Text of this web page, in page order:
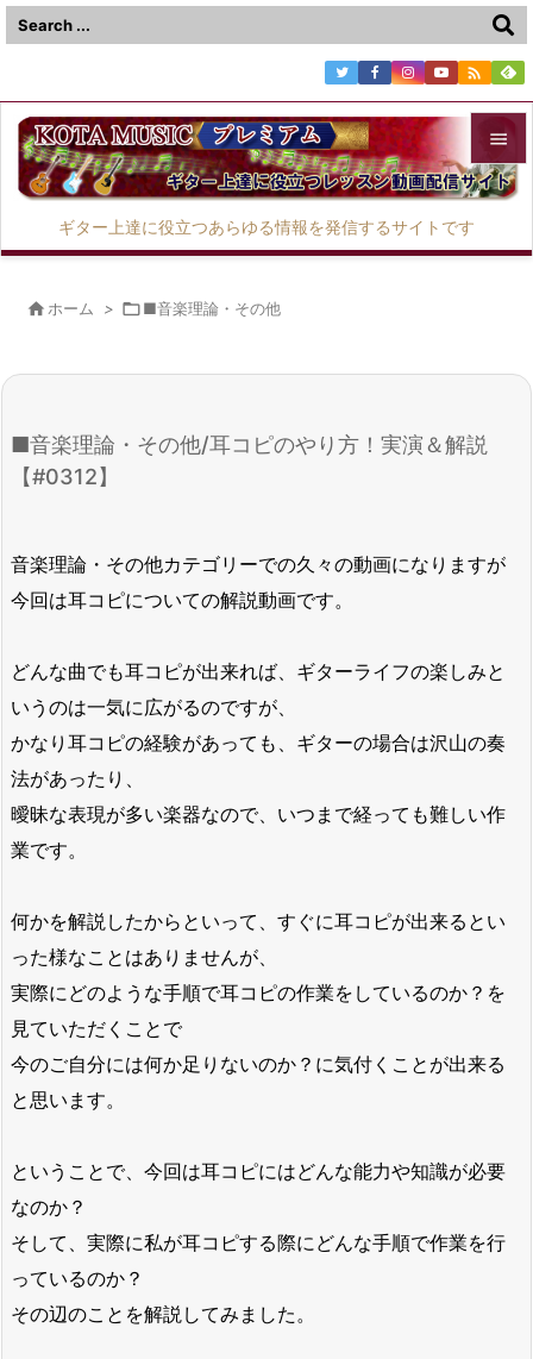
ギター上達に役立つあらゆる情報を発信するサイトです





検索

 ホーム > ■音楽理論・その他
■音楽理論・その他/耳コピのやり方！実演＆解説
【#0312】
音楽理論・その他カテゴリーでの久々の動画になりますが
今回は耳コピについての解説動画です。
どんな曲でも耳コピが出来れば、ギターライフの楽しみと
いうのは一気に広がるのですが、
かなり耳コピの経験があっても、ギターの場合は沢山の奏
法があったり、
曖昧な表現が多い楽器なので、いつまで経っても難しい作
業です。
何かを解説したからといって、すぐに耳コピが出来るとい
った様なことはありませんが、
実際にどのような手順で耳コピの作業をしているのか？を
見ていただくことで
今のご自分には何か足りないのか？に気付くことが出来る
と思います。
ということで、今回は耳コピにはどんな能力や知識が必要
なのか？
そして、実際に私が耳コピする際にどんな手順で作業を行
っているのか？
その辺のことを解説してみました。